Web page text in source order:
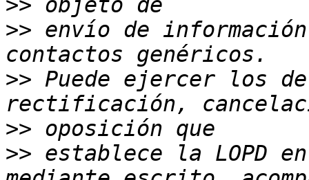
>>
>> envío de
>> Puede ejercer los
>>
>> establece la LOPD